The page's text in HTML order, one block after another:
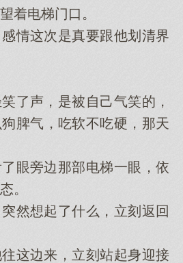
着电梯门口。
这次是真要跟他划清界
声，是被自己气笑的，
脾气，吃软不吃硬，那天
旁边那部电梯一眼，依
。
想起了什么，立刻返回
边来，立刻站起身迎接